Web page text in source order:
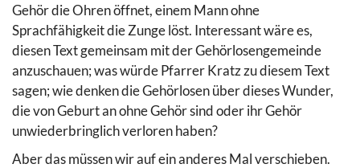
Gehör die Ohren öffnet, einem Mann ohne
Sprachfähigkeit die Zunge löst. Interessant wäre es,
diesen Text gemeinsam mit der Gehörlosengemeinde
anzuschauen; was würde Pfarrer Kratz zu diesem Text
sagen; wie denken die Gehörlosen über dieses Wunder,
die von Geburt an ohne Gehör sind oder ihr Gehör
unwiederbringlich verloren haben?
Aber das müssen wir auf ein anderes Mal verschieben.